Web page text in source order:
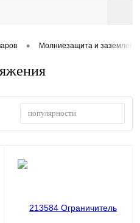
• Молниезащита и
популярности